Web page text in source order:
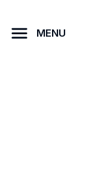
MENU